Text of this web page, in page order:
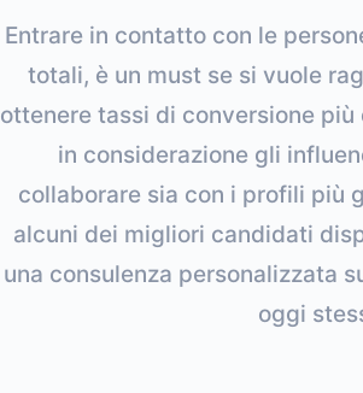
Entrare in contatto con le
totali, è un must se si vuole
ottenere tassi di conversione
in considerazione gli
collaborare sia con i profili più
alcuni dei migliori candidati
una consulenza personalizzata
oggi